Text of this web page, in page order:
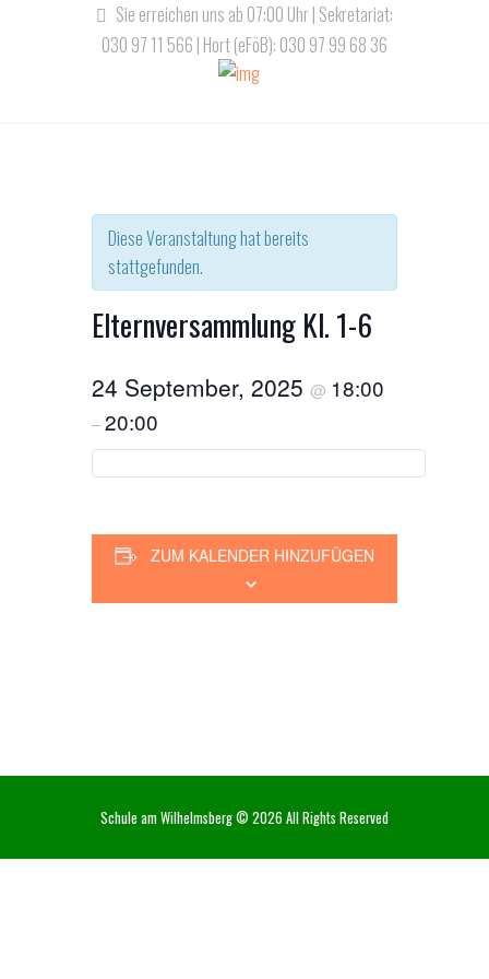
Sie erreichen uns ab 07:00 Uhr | Sekretariat:
030 97 11 566 | Hort (eFöB): 030 97 99 68 36
Diese Veranstaltung hat bereits
stattgefunden.
Elternversammlung Kl. 1-6
24 September, 2025 @ 18:00
–20:00
ZUM KALENDER HINZUFÜGEN
Schule am Wilhelmsberg © 2026 All Rights Reserved